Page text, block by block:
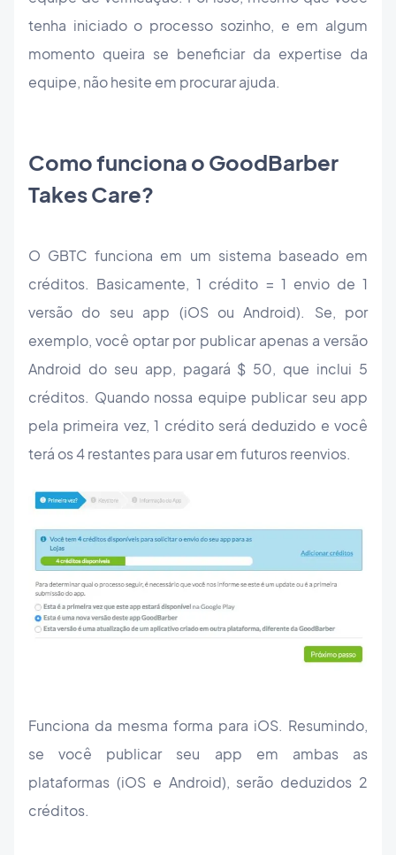
tenha iniciado o processo sozinho, e em algum
momento queira se beneficiar da expertise da
equipe, não hesite em procurar ajuda.
Como funciona o GoodBarber
Takes Care?
O GBTC funciona em um sistema baseado em
créditos. Basicamente, 1 crédito = 1 envio de 1
versão do seu app (iOS ou Android). Se, por
exemplo, você optar por publicar apenas a versão
Android do seu app, pagará $ 50, que inclui 5
créditos. Quando nossa equipe publicar seu app
pela primeira vez, 1 crédito será deduzido e você
terá os 4 restantes para usar em futuros reenvios.
Funciona da mesma forma para iOS. Resumindo,
se você publicar seu app em ambas as
plataformas (iOS e Android), serão deduzidos 2
créditos.